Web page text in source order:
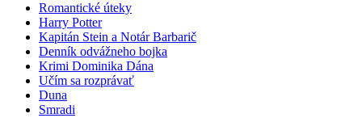
Romantické úteky
Harry Potter
Kapitán Stein a Notár Barbarič
Denník odvážneho bojka
Krimi Dominika Dána
Učím sa rozprávať
Duna
Smradi